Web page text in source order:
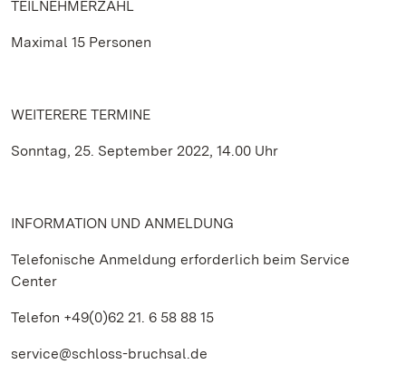
TEILNEHMERZAHL
Maximal 15 Personen
WEITERERE TERMINE
Sonntag, 25. September 2022, 14.00 Uhr
INFORMATION UND ANMELDUNG
Telefonische Anmeldung erforderlich beim Service
Center
Telefon +49(0)62 21. 6 58 88 15
service@schloss-bruchsal.de